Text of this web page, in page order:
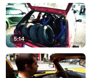
5:14